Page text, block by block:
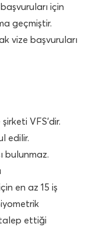
için
geçmiştir.
vize başvuruları
VFS’dir.
edilir.
bulunmaz.
en az 15 iş
ettiği